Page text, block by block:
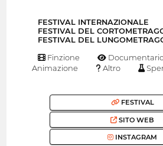
FESTIVAL INTERNAZIONALE
FESTIVAL DEL
FESTIVAL DEL
Finzione
Animazione
Altro
FESTIVAL
SITO WEB
INSTAGRAM